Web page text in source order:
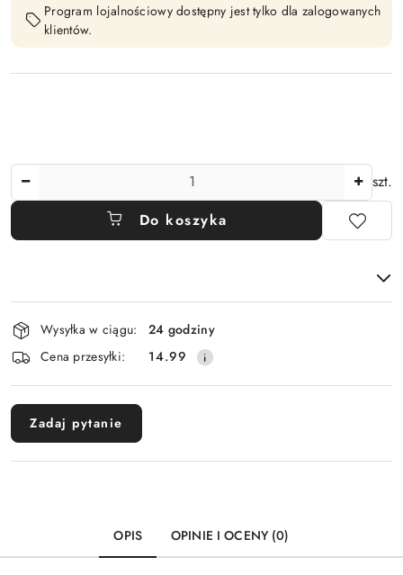
Program lojalnościowy dostępny jest tylko dla zalogowanych
klientów.
szt.
Do koszyka
Dostępność
i
dostawa
Wysyłka w ciągu:
24 godziny
Cena przesyłki:
14.99
Zadaj pytanie
OPIS OPINIE I OCENY (0)